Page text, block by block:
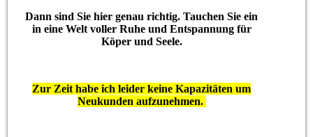
Dann sind Sie hier genau richtig. Tauchen Sie ein
in eine Welt voller Ruhe und Entspannung für
Köper und Seele.
Zur Zeit habe ich leider keine Kapazitäten um
Neukunden aufzunehmen.